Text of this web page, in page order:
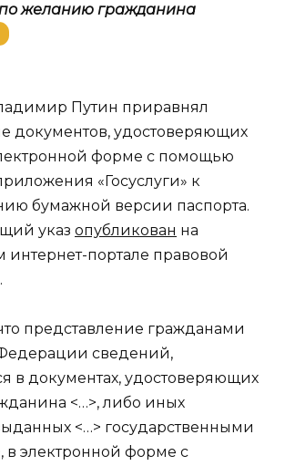
желанию гражданина
Путин приравнял
документов, удостоверяющих
форме с помощью
«Госуслуги» к
бумажной версии паспорта.
указ опубликован на
портале правовой
представление гражданами
сведений,
в документах, удостоверяющих
<…>, либо иных
<…> государственными
в электронной форме с